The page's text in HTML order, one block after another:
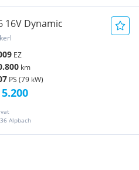
16V Dynamic
EZ
km
PS (79 kW)
Alpbach